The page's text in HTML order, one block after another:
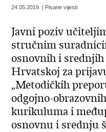
24.05.2019. | Pisane vijesti
Javni poziv
stručnim
osnovnih i
Hrvatskoj za
„Metodičkih
odgojno-
kurikuluma i
osnovnu i srednju